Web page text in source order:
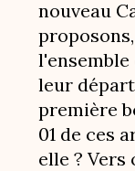
nouveau
l'ensemble
leur
première
01 de ces
elle ?